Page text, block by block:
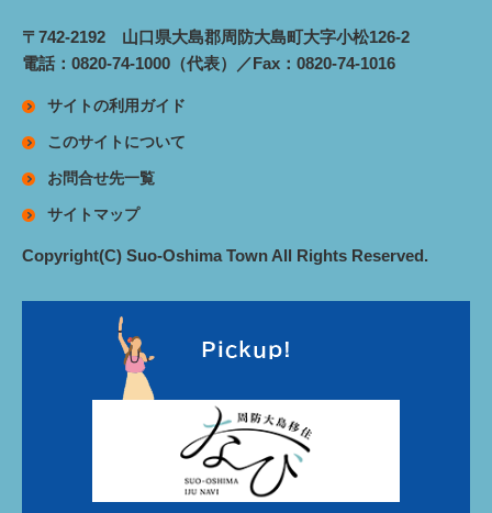
〒742-2192 山口県大島郡周防大島町大字小松126-2
電話：0820-74-1000（代表）／Fax：0820-74-1016
サイトの利用ガイド
このサイトについて
お問合せ先一覧
サイトマップ
Copyright(C) Suo-Oshima Town All Rights Reserved.